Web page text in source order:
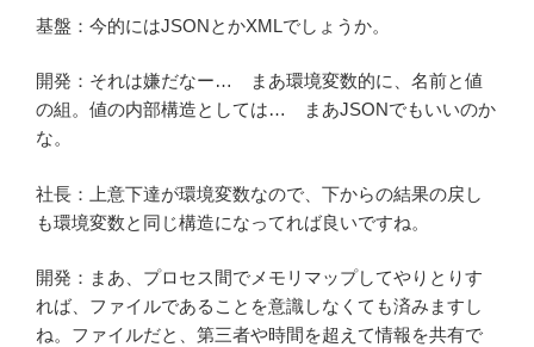
基盤：今的にはJSONとかXMLでしょうか。
開発：それは嫌だなー… まあ環境変数的に、名前と値
の組。値の内部構造としては… まあJSONでもいいのか
な。
社長：上意下達が環境変数なので、下からの結果の戻し
も環境変数と同じ構造になってれば良いですね。
開発：まあ、プロセス間でメモリマップしてやりとりす
れば、ファイルであることを意識しなくても済みますし
ね。ファイルだと、第三者や時間を超えて情報を共有で